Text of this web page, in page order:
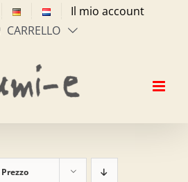
Il mio account
CARRELLO
Prezzo